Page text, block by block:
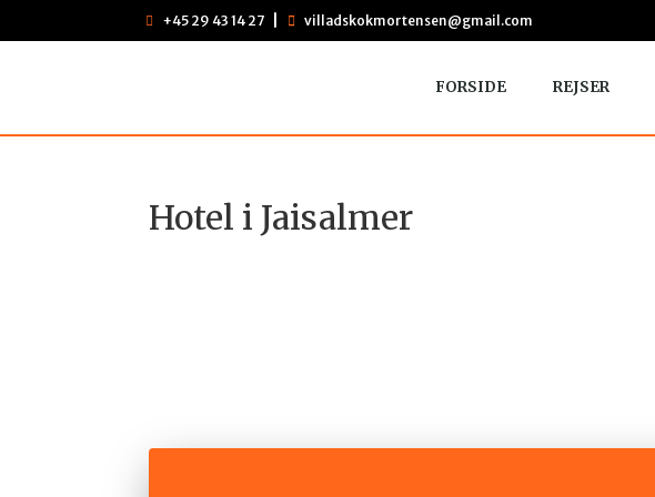
+45 29 43 14 27  villadskokmortensen@gmail.com
FORSIDE REJSER
Hotel i Jaisalmer